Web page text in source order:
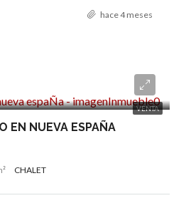
hace 4 meses
VENTA
EN NUEVA ESPAÑA
CHALET